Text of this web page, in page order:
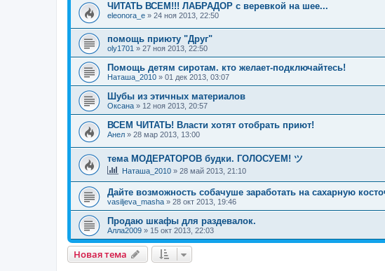
ЧИТАТЬ ВСЕМ!!! ЛАБРАДОР с веревкой на шее...
eleonora_e » 24 ноя 2013, 22:50
помощь приюту "Друг"
oly1701 » 27 ноя 2013, 22:50
Помощь детям сиротам. кто желает-подключайтесь!
Наташа_2010 » 01 дек 2013, 03:07
Шубы из этичных материалов
Оксана » 12 ноя 2013, 20:57
ВСЕМ ЧИТАТЬ! Власти хотят отобрать приют!
Анел » 28 мар 2013, 13:00
тема МОДЕРАТОРОВ будки. ГОЛОСУЕМ! ツ
Наташа_2010 » 28 май 2013, 21:10
Дайте возможность собачуше заработать на сахарную
vasiljeva_masha » 28 окт 2013, 19:46
Продаю шкафы для раздевалок.
Алла2009 » 15 окт 2013, 22:03
Новая тема